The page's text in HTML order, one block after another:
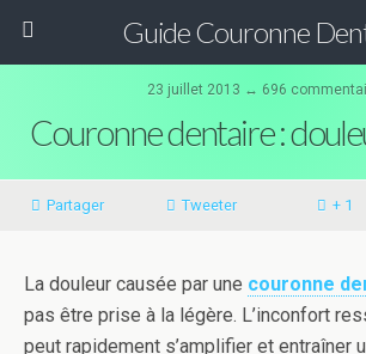
Guide Couronne
23 juillet 2013 ↔ 696
Couronne dentaire :
Partager Tweeter + 1
La douleur causée par une couronne
pas être prise à la légère. L’inconfort
peut rapidement s’amplifier et entraîner